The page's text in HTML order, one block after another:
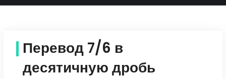
Перевод 7/6 в
десятичную дробь